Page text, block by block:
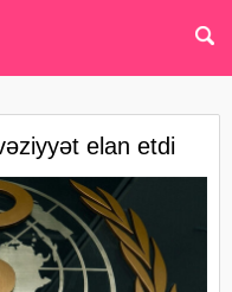
elan etdi